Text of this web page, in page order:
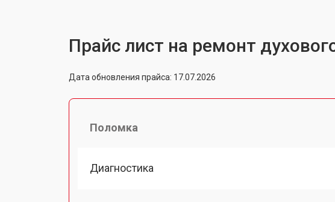
Прайс лист на ремонт
Дата обновления прайса: 17.07.2026
Поломка
Диагностика